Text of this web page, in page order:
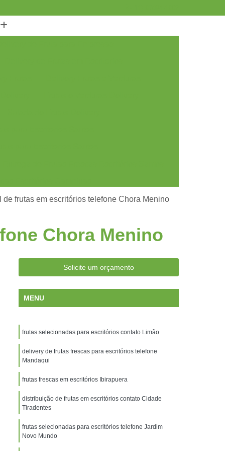
Escritórios Campinas
Frutas Frescas Escritórios Campinas
Escritórios Campinas
Santos
de Frutas e Verduras a Domicílio
Entrega de Frutas para Empresas
de Salada de Frutas
Entrega Frutas
Empresa de Entrega de Frutas Santos
Empresas Santos
Empresas Santos
Empresas Santos
Empresas Campinas
de frutas em escritórios telefone Chora Menino
Chora Menino
Solicite um orçamento
MENU
frutas selecionadas para escritórios contato Limão
delivery de frutas frescas para escritórios telefone
Mandaqui
frutas frescas em escritórios Ibirapuera
distribuição de frutas em escritórios contato Cidade
Tiradentes
frutas selecionadas para escritórios telefone Jardim
Novo Mundo